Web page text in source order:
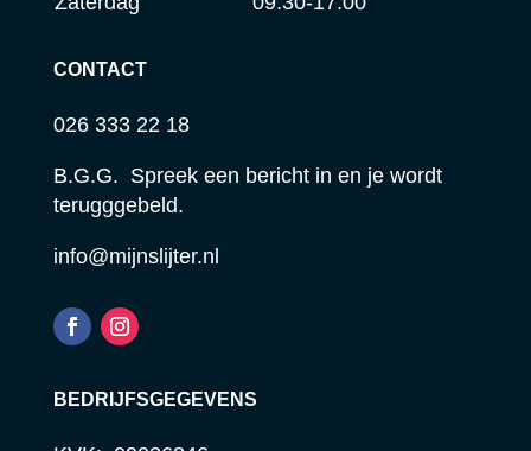
CONTACT
026 333 22 18
B.G.G. Spreek een bericht in en je wordt
terugggebeld.
info@mijnslijter.nl
BEDRIJFSGEGEVENS